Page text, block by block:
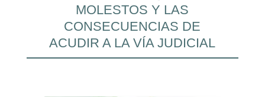
MOLESTOS Y LAS
CONSECUENCIAS DE
ACUDIR A LA VÍA JUDICIAL